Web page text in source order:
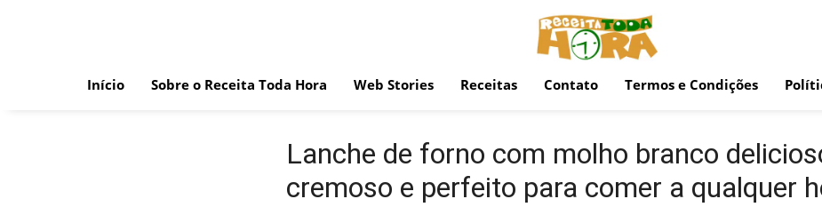
Início Sobre o Receita Toda Hora Web Stories Receitas Contato Termos e Condições
Lanche de forno com molho branco
cremoso e perfeito para comer a qualquer